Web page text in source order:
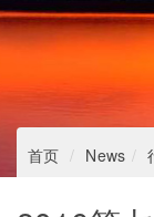
首页 News